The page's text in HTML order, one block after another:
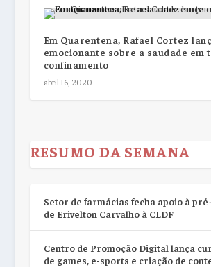
Em Quarentena, Rafael Cortez
emocionante sobre a saudade em
confinamento
abril 16, 2020
RESUMO DA SEMANA
Setor de farmácias fecha apoio à
de Erivelton Carvalho à CLDF
Centro de Promoção Digital lança
de games, e-sports e criação de